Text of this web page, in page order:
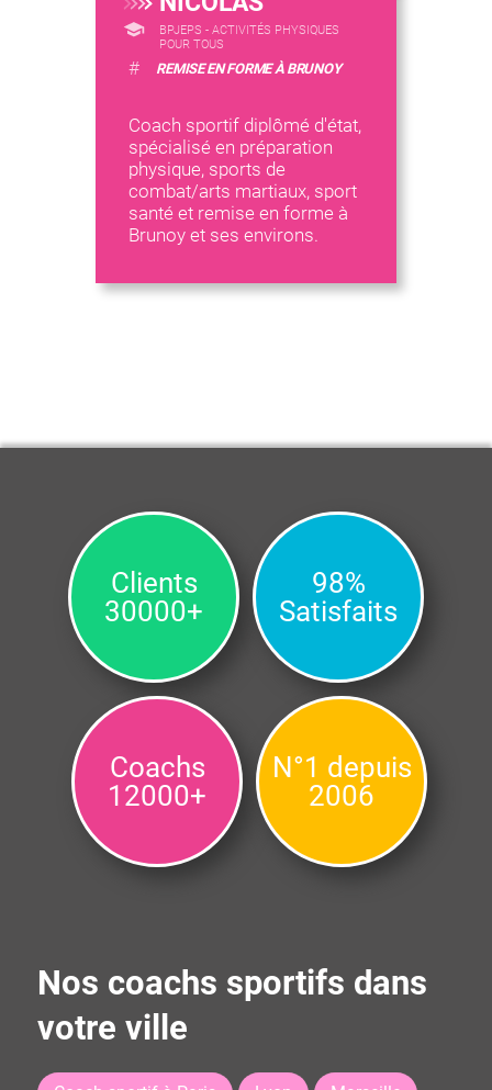
BPJEPS - ACTIVITÉS PHYSIQUES
POUR TOUS
# REMISE EN FORME À BRUNOY
Coach sportif diplômé d'état,
spécialisé en préparation
physique, sports de
combat/arts martiaux, sport
santé et remise en forme à
Brunoy et ses environs.
Clients
30000+
98%
Satisfaits
Coachs
12000+
N°1 depuis
2006
Nos coachs sportifs dans
votre ville